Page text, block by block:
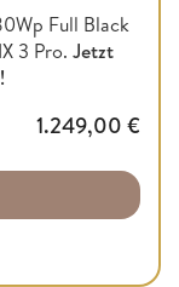
Full Black
3 Pro. Jetzt
1.249,00 €